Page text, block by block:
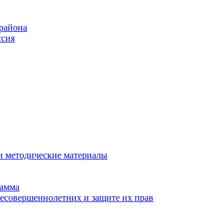
материалы
и защите их прав